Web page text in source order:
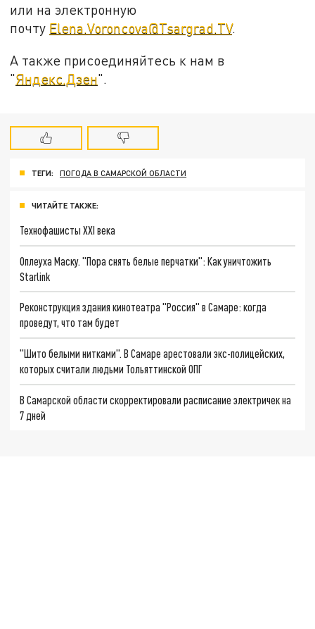
или на электронную
почту Elena.Voroncova@Tsargrad.TV.
А также присоединяйтесь к нам в
"Яндекс.Дзен".
ТЕГИ: ПОГОДА В САМАРСКОЙ ОБЛАСТИ
ЧИТАЙТЕ ТАКЖЕ:
Технофашисты XXI века
Оплеуха Маску. "Пора снять белые перчатки": Как уничтожить
Starlink
Реконструкция здания кинотеатра "Россия" в Самаре: когда
проведут, что там будет
"Шито белыми нитками". В Самаре арестовали экс-полицейских,
которых считали людьми Тольяттинской ОПГ
В Самарской области скорректировали расписание электричек на
7 дней